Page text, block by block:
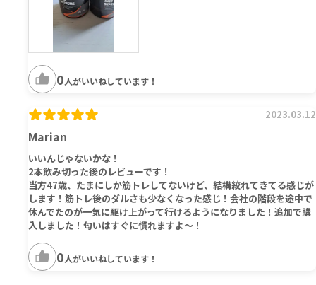
0人がいいねしています！
Marian
2023.03.12
いいんじゃないかな！
2本飲み切った後のレビューです！
当方47歳、たまにしか筋トレしてないけど、結構絞れてきてる感じが
します！筋トレ後のダルさも少なくなった感じ！会社の階段を途中で
休んでたのが一気に駆け上がって行けるようになりました！追加で購
入しました！匂いはすぐに慣れますよ～！
0人がいいねしています！